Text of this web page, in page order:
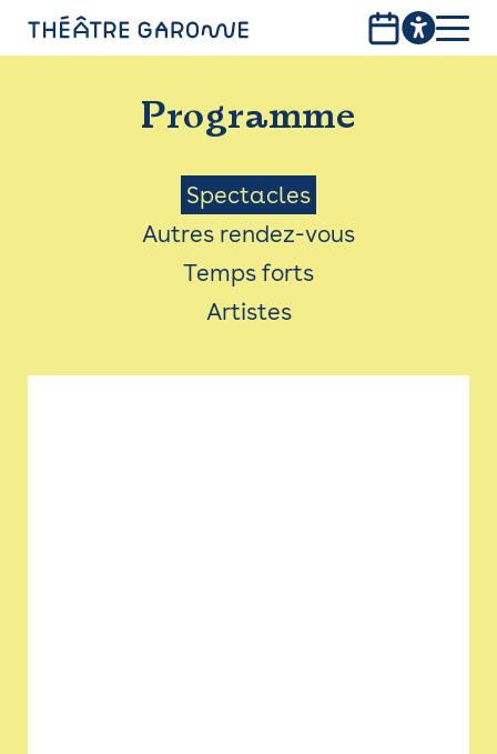
PROGRAMME
INFOS PRATIQUES
AVEC LES PUBLICS
ACCESSIBILITÉ
LES PRODUCTIONS
Programme
Menu
Saison
Spectacles
Autres rendez-vous
Temps forts
Artistes